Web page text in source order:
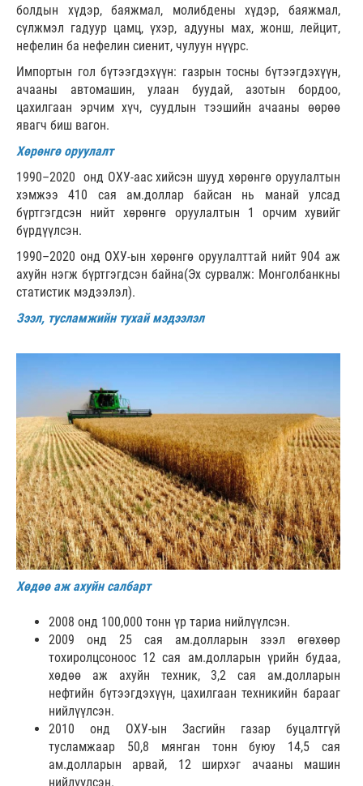
болдын хүдэр, баяжмал, молибдены хүдэр, баяжмал,
сүлжмэл гадуур цамц, үхэр, адууны мах, жонш, лейцит,
нефелин ба нефелин сиенит, чулуун нүүрс.
Импортын гол бүтээгдэхүүн: газрын тосны бүтээгдэхүүн,
ачааны автомашин, улаан буудай, азотын бордоо,
цахилгаан эрчим хүч, суудлын тээшийн ачааны өөрөө
явагч биш вагон.
Хөрөнгө оруулалт
1990–2020 онд ОХУ-аас хийсэн шууд хөрөнгө оруулалтын
хэмжээ 410 сая ам.доллар байсан нь манай улсад
бүртгэгдсэн нийт хөрөнгө оруулалтын 1 орчим хувийг
бүрдүүлсэн.
1990–2020 онд ОХУ-ын хөрөнгө оруулалттай нийт 904 аж
ахуйн нэгж бүртгэгдсэн байна(Эх сурвалж: Монголбанкны
статистик мэдээлэл).
Зээл, тусламжийн тухай мэдээлэл
Хөдөө аж ахуйн салбарт
2008 онд 100,000 тонн үр тариа нийлүүлсэн.
2009 онд 25 сая ам.долларын зээл өгөхөөр
тохиролцсоноос 12 сая ам.долларын үрийн будаа,
хөдөө аж ахуйн техник, 3,2 сая ам.долларын
нефтийн бүтээгдэхүүн, цахилгаан техникийн барааг
нийлүүлсэн.
2010 онд ОХУ-ын Засгийн газар буцалтгүй
тусламжаар 50,8 мянган тонн буюу 14,5 сая
ам.долларын арвай, 12 ширхэг ачааны машин
нийлүүлсэн.